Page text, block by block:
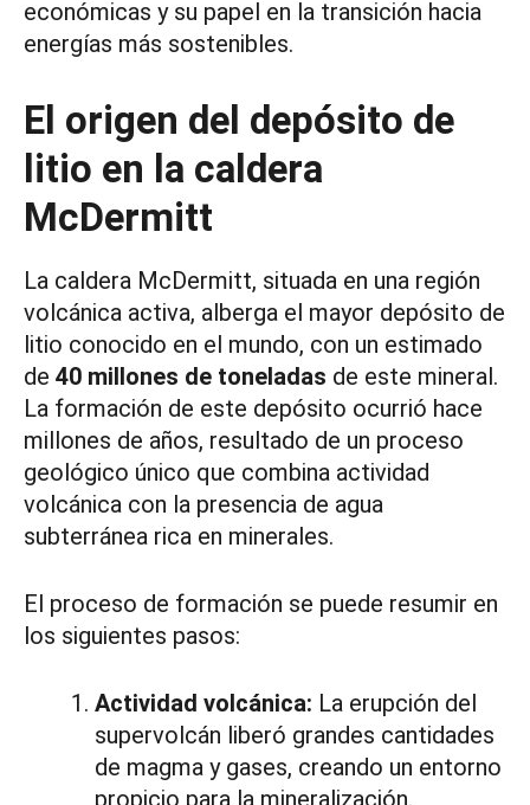
económicas y su papel en la transición hacia
energías más sostenibles.
El origen del depósito de
litio en la caldera
McDermitt
La caldera McDermitt, situada en una región
volcánica activa, alberga el mayor depósito de
litio conocido en el mundo, con un estimado
de 40 millones de toneladas de este mineral.
La formación de este depósito ocurrió hace
millones de años, resultado de un proceso
geológico único que combina actividad
volcánica con la presencia de agua
subterránea rica en minerales.
El proceso de formación se puede resumir en
los siguientes pasos:
Actividad volcánica: La erupción del
supervolcán liberó grandes cantidades
de magma y gases, creando un entorno